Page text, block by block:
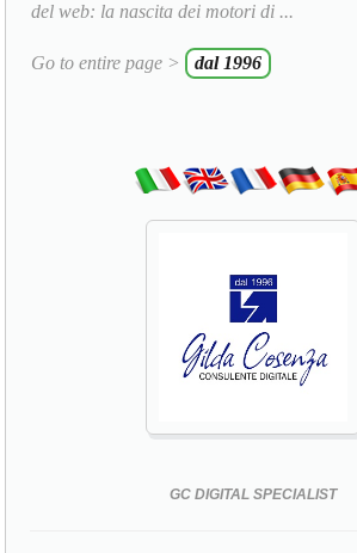
del web: la nascita dei motori di ...
Go to entire page > dal 1996
GC DIGITAL SPECIALIST